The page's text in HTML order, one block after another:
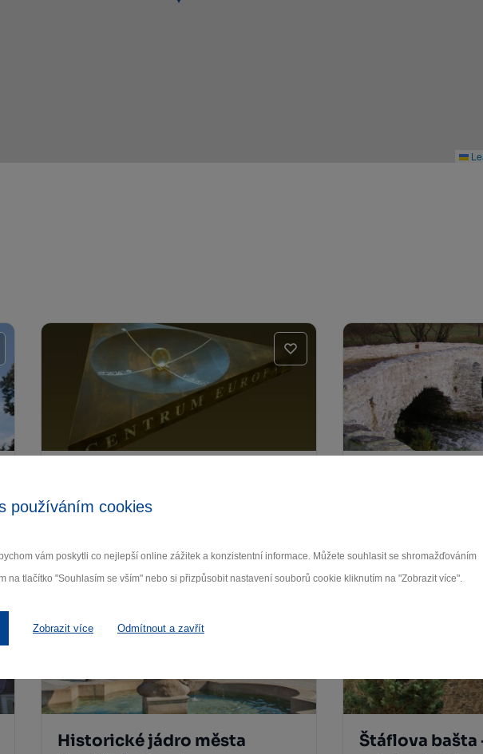
používáním cookies
vám poskytli co nejlepší online zážitek a konzistentní informace. Můžete souhlasit se shromažďováním
na tlačítko "Souhlasím se vším" nebo si přizpůsobit nastavení souborů cookie kliknutím na "Zobrazit více".
Zobrazit více Odmítnout a zavřít
Cimrmana
Kamenný
Historické jádro města
Štáflova